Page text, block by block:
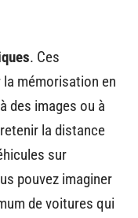
. Ces
mémorisation en
des images ou à
la distance
sur
pouvez imaginer
de voitures qui